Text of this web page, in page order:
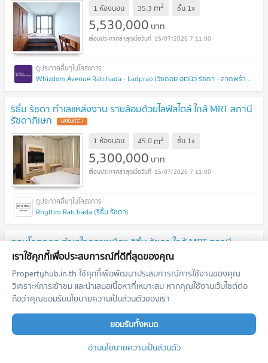
1 ห้องนอน 35.3 m2 ชั้น 1x
5,530,000 บาท
15/07/2026 7:11:00
Whizdom Avenue Ratchada - Ladprao (วิซดอม อเวนิว รัชดา - ลาดพร้าว)
ริธึ่ม รัชดา ทำเลแหล่งงาน รายล้อมด้วยไลฟ์สไตล์ ใกล้ MRT สถานี
รัชดาภิเษก UPDATE !
1 ห้องนอน 45.0 m2 ชั้น 1x
5,300,000 บาท
15/07/2026 7:11:00
Rhythm Ratchada (ริธึ่ม รัชดา)
คอนโดสุดคูล ทำเลใจกลางเมือง ริธึ่ม รัชดา ใกล้ MRT สถานี
รัชดาภิเษก UPDATE !
1 ห้องนอน 45.0m2 ชั้น1x
5,830,000บาท
15/07/2026 7:11:00
Rhythm Ratchada (ริธึ่ม รัชดา)
เราใช้คุกกี้เพื่อประสบการณ์ที่ดีที่สุดของคุณ
Propertyhub.in.th ใช้คุกกี้เพื่อพัฒนาประสบการณ์การใช้งานของคุณ
วิเคราะห์การเข้าชม และนำเสนอเนื้อหาที่เหมาะสม หากคุณใช้งานเว็บไซต์ต่อ
ถือว่าคุณยอมรับนโยบายความเป็นส่วนตัวของเรา
ยอมรับทั้งหมด
อ่านนโยบายความเป็นส่วนตัว